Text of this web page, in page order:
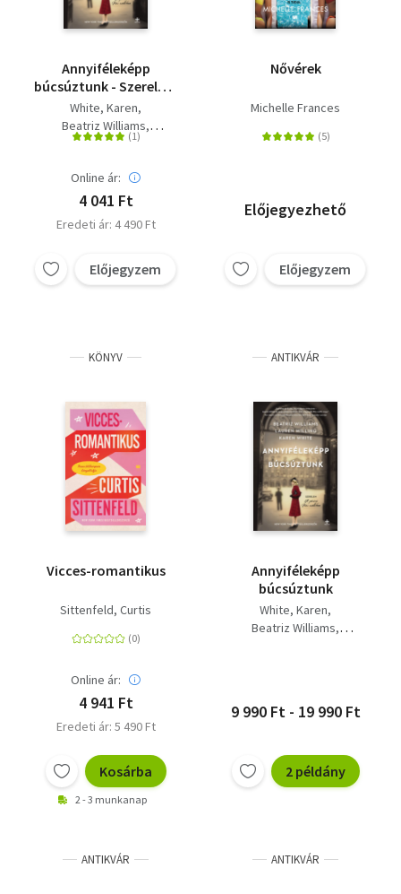
Annyiféleképp
búcsúztunk - Szerelem
a párizsi Ritz
Szállóban
White, Karen
Beatriz Williams
Willig, Lauren
Online ár:
4 041 Ft
Eredeti ár: 4 490 Ft
Előjegyzem
Nővérek
Michelle Frances
Előjegyezhető
Előjegyzem
KÖNYV
Vicces-romantikus
Sittenfeld, Curtis
Online ár:
4 941 Ft
Eredeti ár: 5 490 Ft
Kosárba
2 - 3 munkanap
ANTIKVÁR
Annyiféleképp
búcsúztunk
White, Karen
Beatriz Williams
9 990 Ft - 19 990 Ft
2 példány
ANTIKVÁR ANTIKVÁR